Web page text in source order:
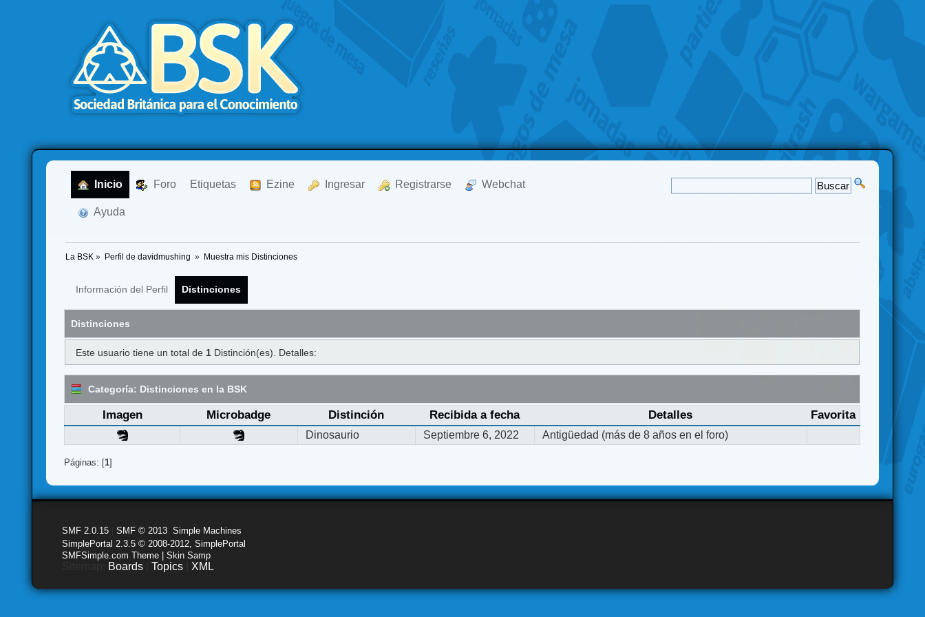
Inicio Foro Etiquetas Ezine Ingresar Registrarse Webchat
Ayuda
La BSK » Perfil de davidmushing » Muestra mis Distinciones
Información del Perfil Distinciones
Distinciones
Este usuario tiene un total de 1Distinción(es). Detalles:
Categoría: Distinciones en la BSK
Imagen Microbadge Distinción Recibida a fecha Detalles Favorita
Dinosaurio Septiembre 6, 2022 Antigüedad (más de 8 años en el foro)
Páginas: [1]
SMF 2.0.15 |SMF © 2013 ,Simple Machines
SimplePortal 2.3.5 © 2008-2012, SimplePortal
SMFSimple.com Theme | Skin Samp
Boards |Topics XML